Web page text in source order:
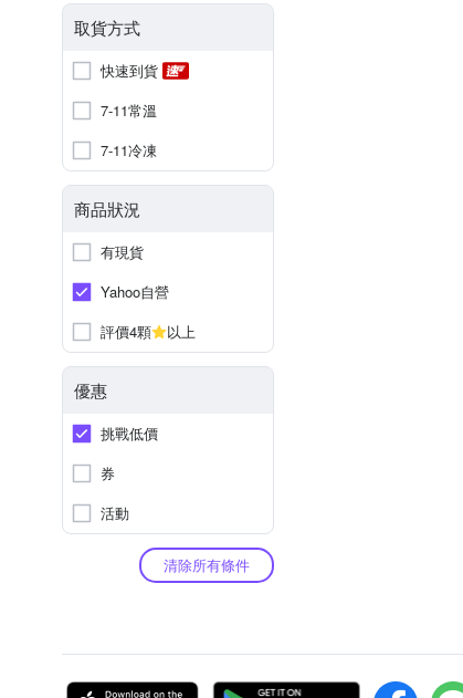
取貨方式
快速到貨
7-11常溫
7-11冷凍
商品狀況
有現貨
Yahoo自營
評價4顆
以上
優惠
挑戰低價
券
活動
清除所有條件